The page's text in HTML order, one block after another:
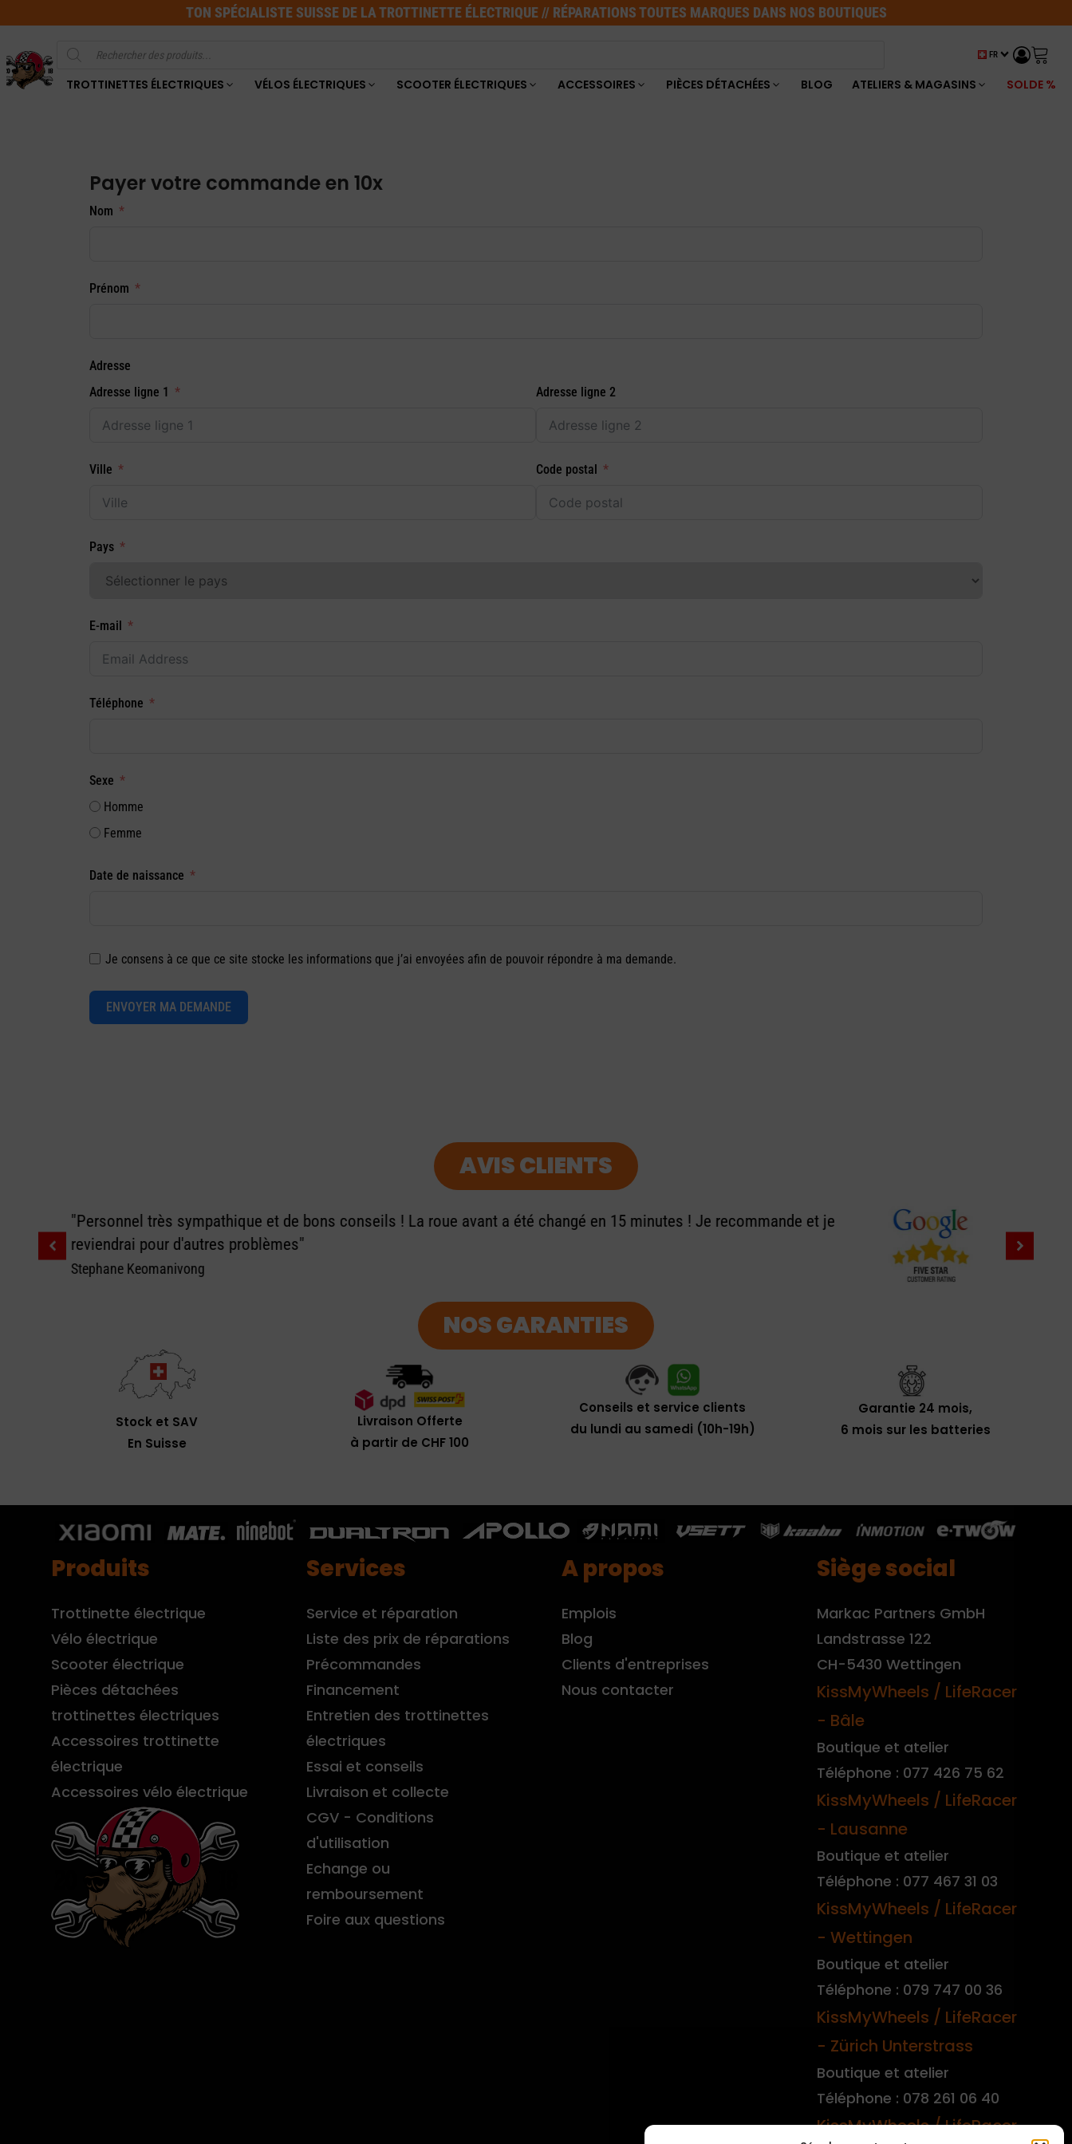
TON SPÉCIALISTE SUISSE DE LA TROTTINETTE ÉLECTRIQUE // RÉPARATIONS TOUTES MARQUES DANS NOS BOUTIQUES
Recherche
produits
FR
TROTTINETTES ÉLECTRIQUES VÉLOS ÉLECTRIQUES SCOOTER ÉLECTRIQUES ACCESSOIRES PIÈCES DÉTACHÉES BLOG ATELIERS & MAGASINS SOLDE %
Payer votre commande en 10x
Nom
Prénom
Adresse
Adresse ligne 1
Adresse ligne 2
Ville Code postal
Pays
E-mail
Téléphone
Sexe
Homme
Femme
Date de naissance
Je consens à ce que ce site stocke les informations que j’ai envoyées afin de pouvoir répondre à ma demande.
ENVOYER MA DEMANDE
AVIS CLIENTS
"Personnel très sympathique et de bons conseils ! La roue avant a été changé en 15 minutes ! Je recommande et je
reviendrai pour d'autres problèmes"
Stephane Keomanivong
NOS GARANTIES
Stock et SAV
En Suisse
Livraison Offerte
à partir de CHF 100
Conseils et service clients
du lundi au samedi (10h-19h)
Garantie 24 mois,
6 mois sur les batteries
Produits
Trottinette électrique
Vélo électrique
Scooter électrique
Pièces détachées
trottinettes électriques
Accessoires trottinette
électrique
Accessoires vélo électrique
Services
Service et réparation
Liste des prix de réparations
Précommandes
Financement
Entretien des trottinettes
électriques
Essai et conseils
Livraison et collecte
CGV - Conditions
d'utilisation
Echange ou
remboursement
Foire aux questions
A propos
Emplois
Blog
Clients d'entreprises
Nous contacter
Siège social
Markac Partners GmbH
Landstrasse 122
CH-5430 Wettingen
KissMyWheels / LifeRacer
- Bâle
Boutique et atelier
Téléphone : 077 426 75 62
KissMyWheels / LifeRacer
- Lausanne
Boutique et atelier
Téléphone : 077 467 31 03
KissMyWheels / LifeRacer
- Wettingen
Boutique et atelier
Téléphone : 079 747 00 36
KissMyWheels / LifeRacer
- Zürich Unterstrass
Boutique et atelier
Téléphone : 078 261 06 40
KissMyWheels / LifeRacer